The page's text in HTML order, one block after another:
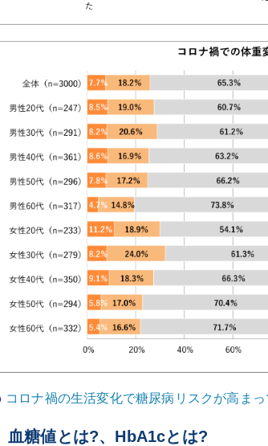
コロナ禍の生活変化で糖尿病リスクが高まっ
血糖値とは?、HbA1cとは?